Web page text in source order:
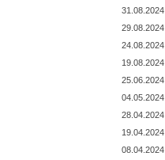
31.08.2024
29.08.2024
24.08.2024
19.08.2024
25.06.2024
04.05.2024
28.04.2024
19.04.2024
08.04.2024